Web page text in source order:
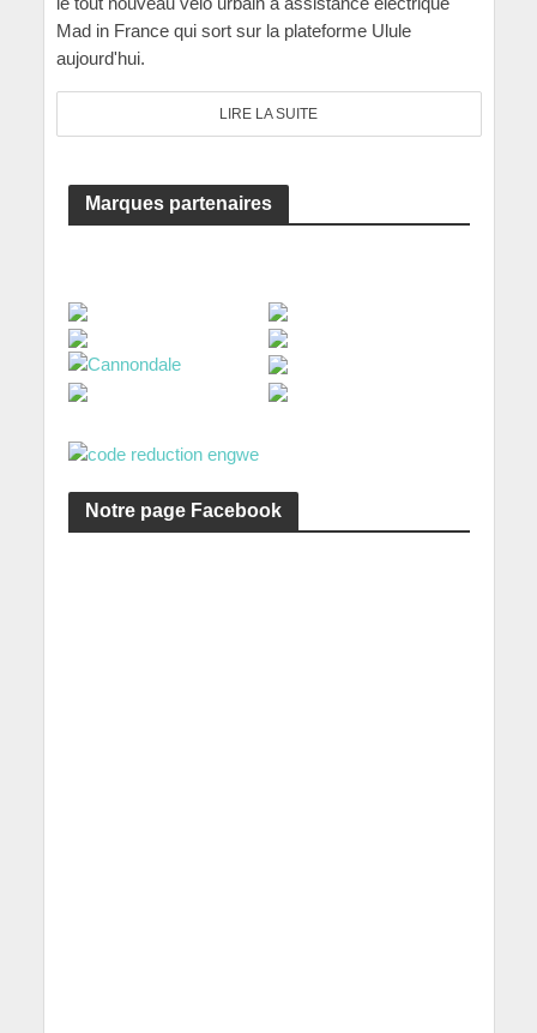
Mad in France qui sort sur la plateforme Ulule
aujourd'hui.
LIRE LA SUITE
Marques partenaires
Notre page Facebook